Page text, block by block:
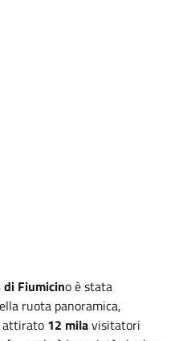
di Fiumicino è stata
ruota panoramica,
attirato 12 milavisitatori